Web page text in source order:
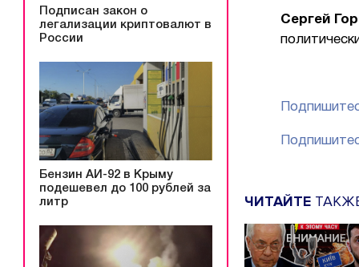
Подписан закон о
легализации криптовалют в
России
Бензин АИ-92 в Крыму
подешевел до 100 рублей за
литр
Сергей
ЧИТАЙТЕ